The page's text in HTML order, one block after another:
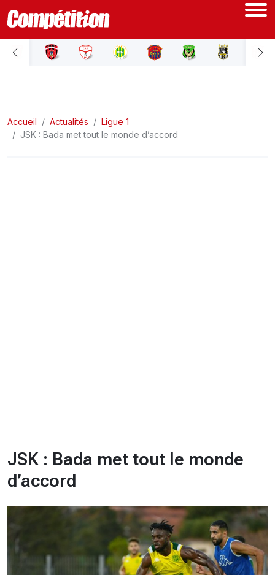
ACCUEIL
LIGUE 2
Accueil Actualités
Ligue 1
JSK : Bada met tout le monde d’accord
JSK : Bada met tout le monde
d’accord